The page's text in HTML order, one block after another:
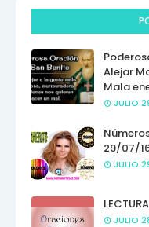
Alejar
Mala
JULIO
29/07/
JULIO
JULIO